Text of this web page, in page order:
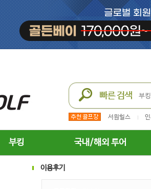
서원힐스
부킹 국내/해외 투어
이용후기